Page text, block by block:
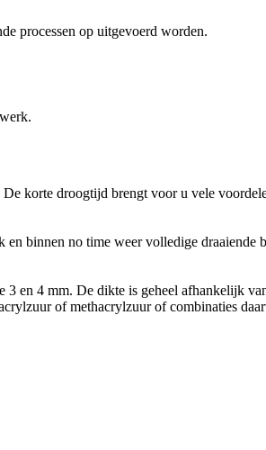
processen op uitgevoerd worden.
korte droogtijd brengt voor u vele
binnen no time weer volledige
3 en 4 mm. De dikte is geheel afhankelijk
of methacrylzuur of combinaties